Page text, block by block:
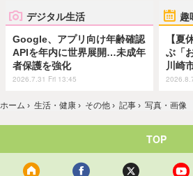
デジタル生活
Google、アプリ向け年齢確認
APIを年内に世界展開…未成年
者保護を強化
2026.7.31 Fri 13:45
趣
【夏
ぶ「
川崎
ホーム › 生活・健康 › その他 › 記事 › 写真・画像
TOP